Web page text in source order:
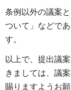
条例以外の議案
ついて」などで
す。
以上で、提出議
きましては、議
賜りますようお